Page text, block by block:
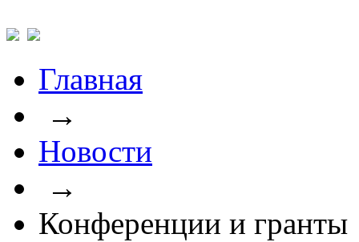
Главная
→
Новости
→
Конференции и гранты